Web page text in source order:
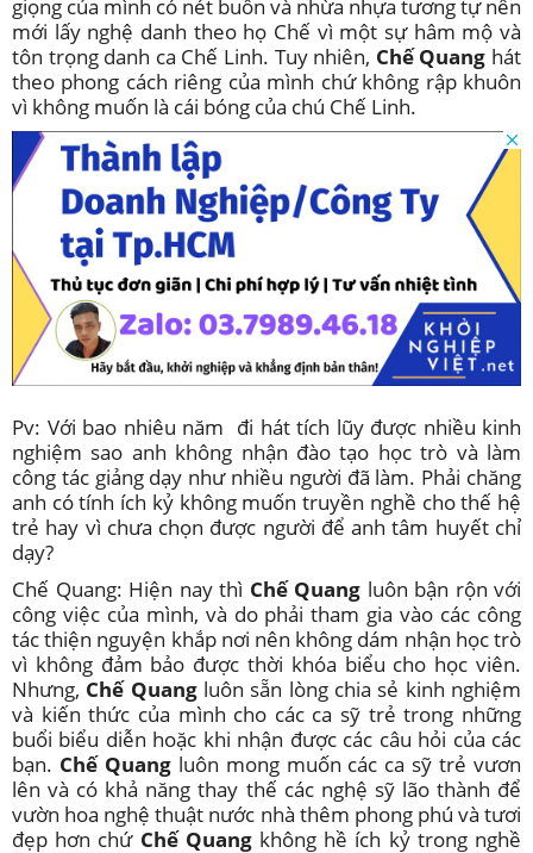
giọng của mình có nét buồn và nhừa nhựa tương tự nên
mới lấy nghệ danh theo họ Chế vì một sự hâm mộ và
tôn trọng danh ca Chế Linh. Tuy nhiên, Chế Quang hát
theo phong cách riêng của mình chứ không rập khuôn
vì không muốn là cái bóng của chú Chế Linh.
Pv: Với bao nhiêu năm đi hát tích lũy được nhiều kinh
nghiệm sao anh không nhận đào tạo học trò và làm
công tác giảng dạy như nhiều người đã làm. Phải chăng
anh có tính ích kỷ không muốn truyền nghề cho thế hệ
trẻ hay vì chưa chọn được người để anh tâm huyết chỉ
dạy?
Chế Quang: Hiện nay thì Chế Quang luôn bận rộn với
công việc của mình, và do phải tham gia vào các công
tác thiện nguyện khắp nơi nên không dám nhận học trò
vì không đảm bảo được thời khóa biểu cho học viên.
Nhưng, Chế Quangluôn sẵn lòng chia sẻ kinh nghiệm
và kiến thức của mình cho các ca sỹ trẻ trong những
buổi biểu diễn hoặc khi nhận được các câu hỏi của các
bạn. Chế Quangluôn mong muốn các ca sỹ trẻ vươn
lên và có khả năng thay thế các nghệ sỹ lão thành để
vườn hoa nghệ thuật nước nhà thêm phong phú và tươi
đẹp hơn chứ Chế Quangkhông hề ích kỷ trong nghề